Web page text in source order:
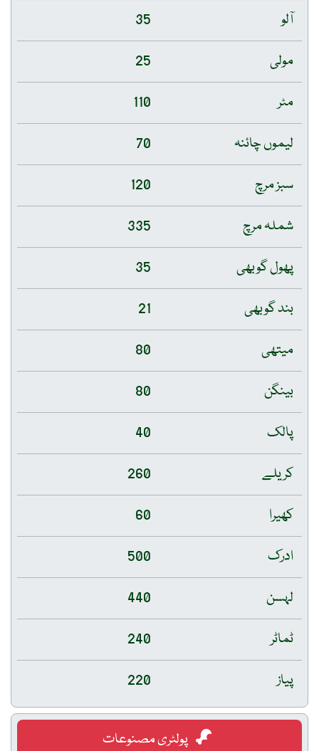
آلو
35
مولی
25
مٹر
110
لیموں چائنہ
70
سبز مرچ
120
شملہ مرچ
335
پھول گوبھی
35
بند گوبھی
21
میتھی
80
بینگن
80
پالک
40
کریلے
260
کھیرا
60
ادرک
500
لہسن
440
ٹماٹر
240
پیاز
220
پولٹری مصنوعات